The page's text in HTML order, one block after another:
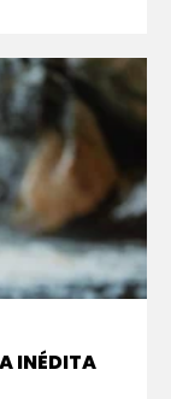
INÉDITA